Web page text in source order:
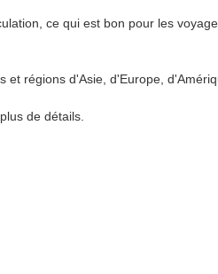
ce qui est bon pour les
régions d'Asie, d'Europe,
de détails.